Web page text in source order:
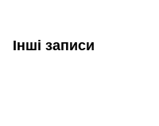
Інші записи